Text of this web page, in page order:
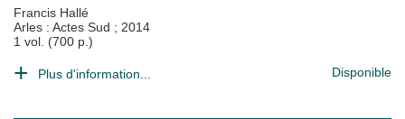
Francis Hallé
Arles : Actes Sud ; 2014
1 vol. (700 p.)
Plus d'information... Disponible